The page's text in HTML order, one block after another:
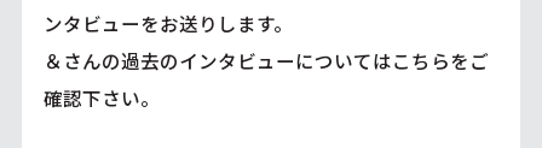
ンタビューをお送りします。
＆さんの過去のインタビューについてはこちらをご
確認下さい。